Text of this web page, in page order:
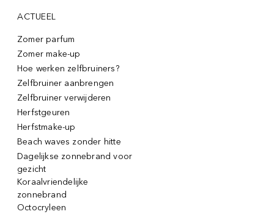
ACTUEEL
Zomer parfum
Zomer make-up
Hoe werken zelfbruiners?
Zelfbruiner aanbrengen
Zelfbruiner verwijderen
Herfstgeuren
Herfstmake-up
Beach waves zonder hitte
Dagelijkse zonnebrand voor
gezicht
Koraalvriendelijke
zonnebrand
Octocryleen